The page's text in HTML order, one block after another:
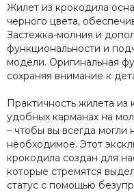
Жилет из крокодила
черного цвета,
Застежка-молния и
функциональности и
модели. Оригинальная
сохраняя внимание к
Практичность жилета
удобных карманах на
– чтобы вы всегда могли
необходимое. Этот
крокодила создан для
которые стремятся
статус с помощью